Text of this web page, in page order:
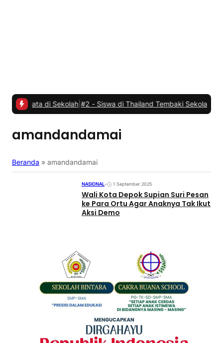
di Sekolah|#2 -Siswa di Thailand Tembaki Sekolahnya, Tujuh
amandandamai
Beranda » amandandamai
NASIONAL• 1 September 2025
Wali Kota Depok Supian Suri Pesan
ke Para Ortu Agar Anaknya Tak Ikut
Aksi Demo